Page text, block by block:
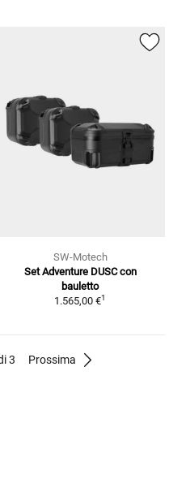
SW-Motech
Set Adventure DUSC con
bauletto
1.565,00 €1
3 Prossima